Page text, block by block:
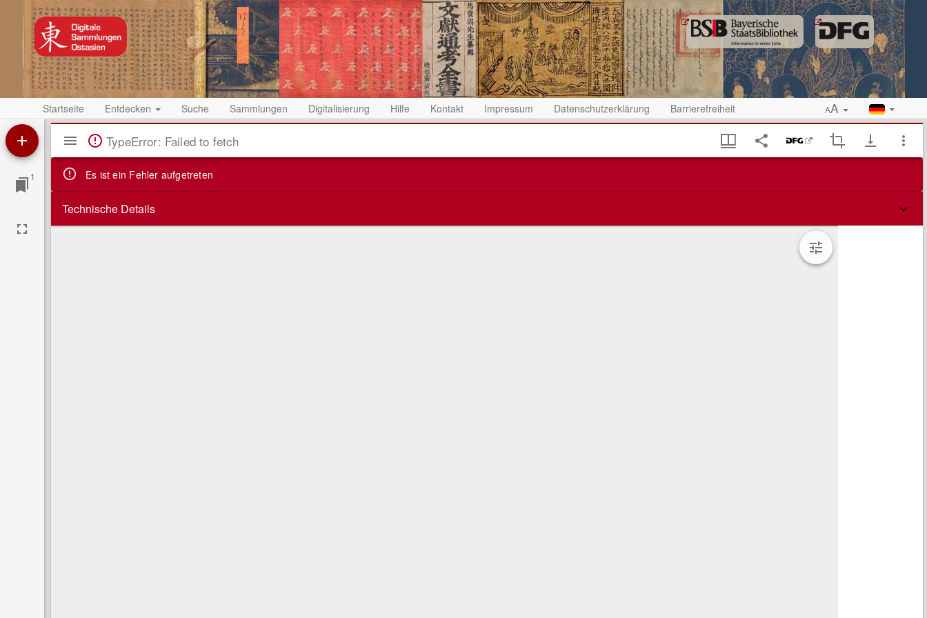
Startseite Entdecken Suche Sammlungen Digitalisierung Hilfe Kontakt Impressum Datenschutzerklärung Barrierefreiheit AA
1
Mirador
ViewerTypeError: Failed to fetch
Es ist ein Fehler aufgetreten
Technische Details